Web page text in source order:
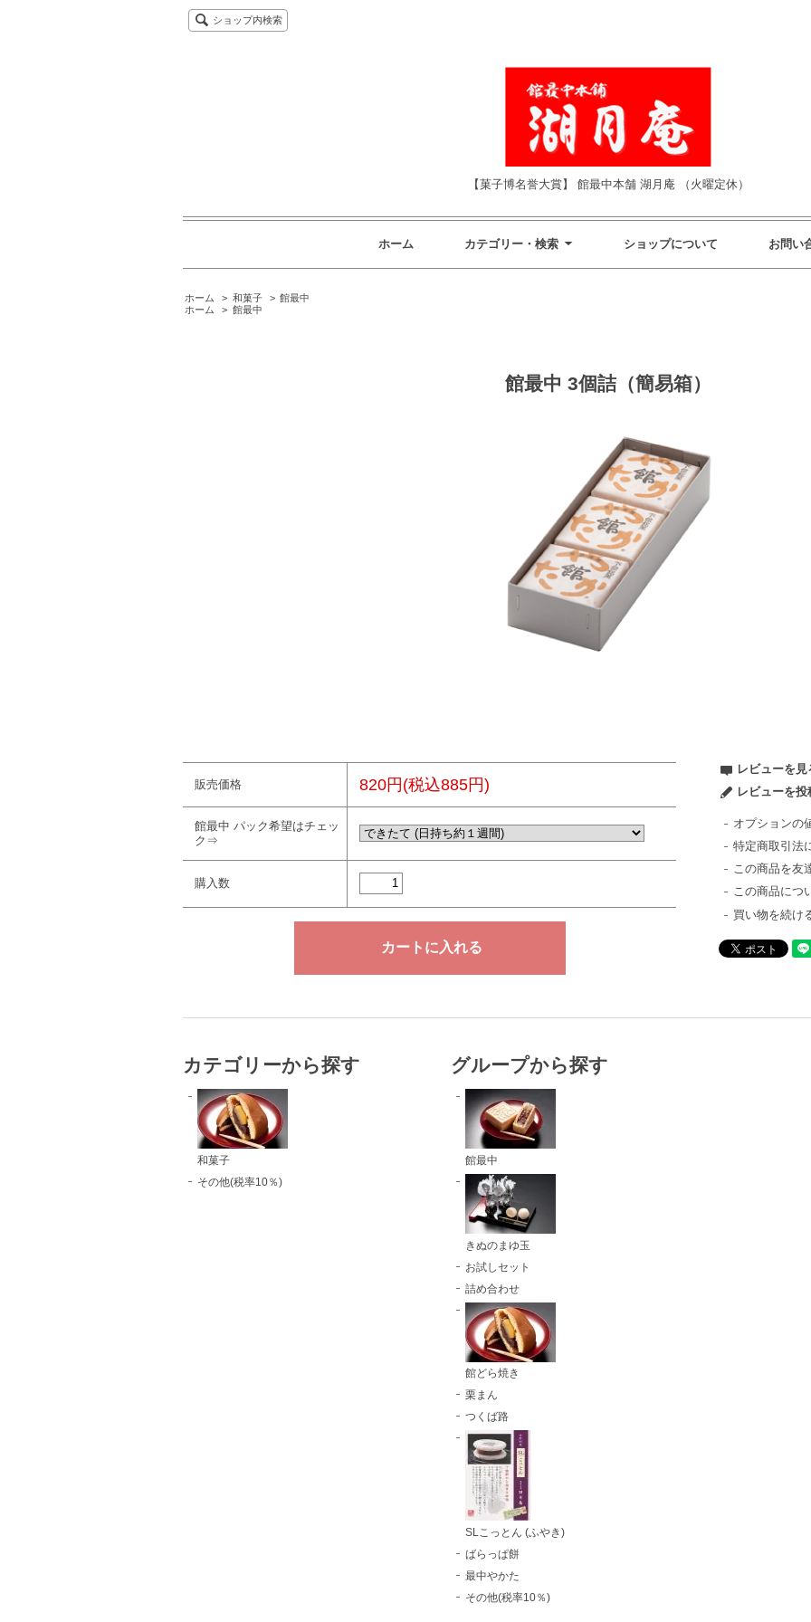
ショップ内検索
【菓子博名誉大賞】 館最中本舗 湖月庵 （火曜定休）
ホーム カテゴリー・検索 ショップについて お問い
ホーム > 和菓子 > 館最中
ホーム
> 館最中
館最中 3個詰（簡易箱）
販売価格 820円(税込885円)
館最中 パック希望はチェッ
ク⇒
購入数
レビューを見
レビューを投
オプションの
特定商取引法
この商品を友
この商品につ
買い物を続け
カテゴリーから探す
和菓子
その他(税率10％)
グループから探す
館最中
きぬのまゆ玉
お試しセット
詰め合わせ
館どら焼き
栗まん
つくば路
SLこっとん (ふやき)
ばらっぱ餅
最中やかた
その他(税率10％)